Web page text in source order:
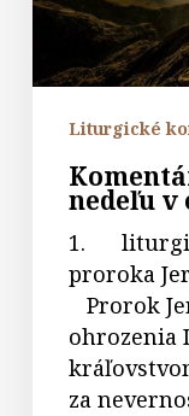
rok
Liturgické
nedeľu v
1.
proroka
Prorok
ohrozenia
za